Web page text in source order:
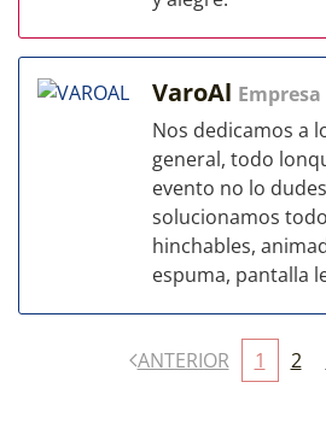
VaroAl Empresa
Nos dedicamos a
general, todo
evento no lo
solucionamos
hinchables,
espuma, pantalla
ANTERIOR 1 2